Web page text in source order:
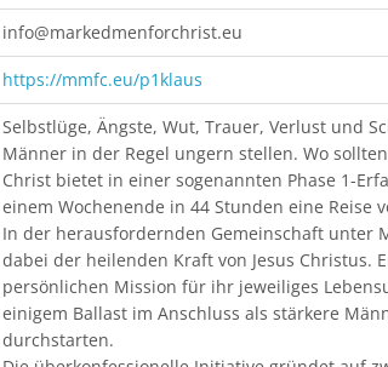
info@markedmenforchrist.eu
https://mmfc.eu/p1klaus
Selbstlüge, Ängste, Wut, Trauer, Verlust und
Männer in der Regel ungern stellen. Wo
Christ bietet in einer sogenannten Phase 1-
einem Wochenende in 44 Stunden eine Reise
In der herausfordernden Gemeinschaft unter
dabei der heilenden Kraft von Jesus Christus.
persönlichen Mission für ihr jeweiliges
einigem Ballast im Anschluss als stärkere
durchstarten.